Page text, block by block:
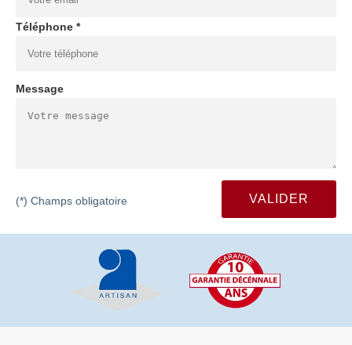
Téléphone *
Message
(*) Champs obligatoire